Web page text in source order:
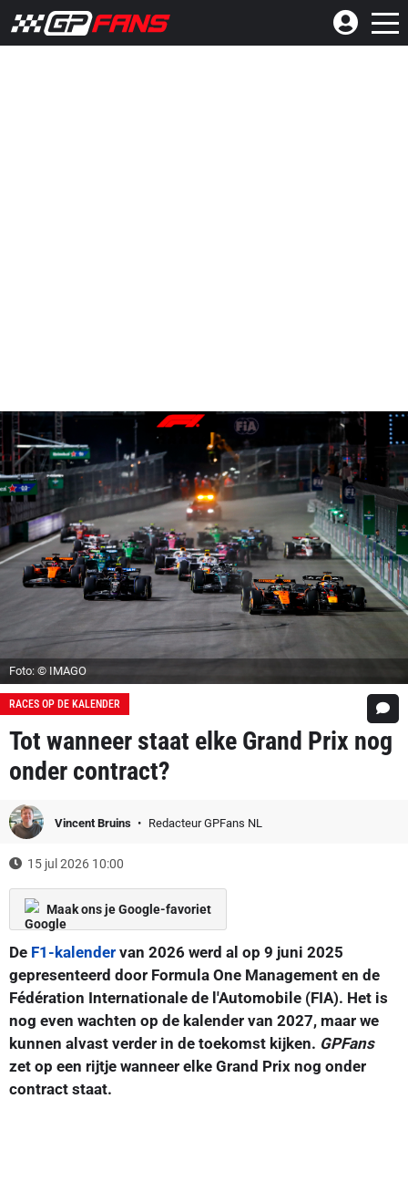
Foto: © IMAGO
RACES OP DE KALENDER
Tot wanneer staat elke Grand Prix nog
onder contract?
Vincent Bruins Redacteur GPFans NL
15 jul 2026 10:00
Maak ons je Google-favoriet
De F1-kalender van 2026 werd al op 9 juni 2025
gepresenteerd door Formula One Management en de
Fédération Internationale de l'Automobile (FIA). Het is
nog even wachten op de kalender van 2027, maar we
kunnen alvast verder in de toekomst kijken. GPFans
zet op een rijtje wanneer elke Grand Prix nog onder
contract staat.